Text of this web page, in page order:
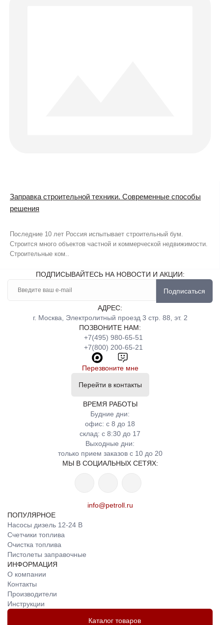
Заправка строительной техники. Современные способы
решения
Последние 10 лет Россия испытывает строительный бум.
Строится много объектов частной и коммерческой недвижимости.
Строительные ком..
ПОДПИСЫВАЙТЕСЬ НА НОВОСТИ И АКЦИИ:
Подписаться
АДРЕС:
г. Москва, Электролитный проезд 3 стр. 88, эт. 2
ПОЗВОНИТЕ НАМ:
+7(495) 980-65-51
+7(800) 200-65-21
Перезвоните мне
Перейти в контакты
ВРЕМЯ РАБОТЫ
Будние дни:
офис: с 8 до 18
склад: с 8:30 до 17
Выходные дни:
только прием заказов с 10 до 20
МЫ В СОЦИАЛЬНЫХ СЕТЯХ:
info@petroll.ru
ПОПУЛЯРНОЕ
Насосы дизель 12-24 В
Счетчики топлива
Очистка топлива
Пистолеты заправочные
ИНФОРМАЦИЯ
О компании
Контакты
Производители
Инструкции
Каталог товаров